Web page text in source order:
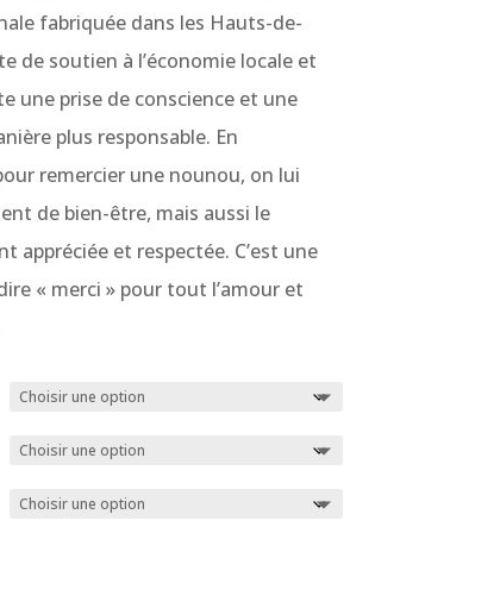
fabriquée dans les Hauts-de-
de soutien à l’économie locale et
une prise de conscience et une
plus responsable. En
remercier une nounou, on lui
de bien-être, mais aussi le
appréciée et respectée. C’est une
« merci » pour tout l’amour et